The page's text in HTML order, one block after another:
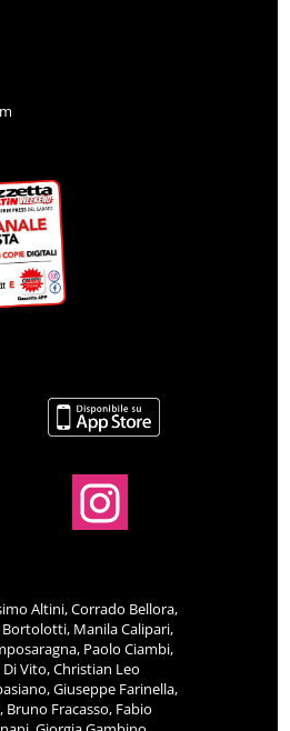
Altini, Corrado Bellora,
Manila Calipari,
Paolo Ciambi,
Vito, Christian Leo
Giuseppe Farinella,
Fracasso, Fabio